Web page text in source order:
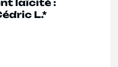
laïcité :
L.*